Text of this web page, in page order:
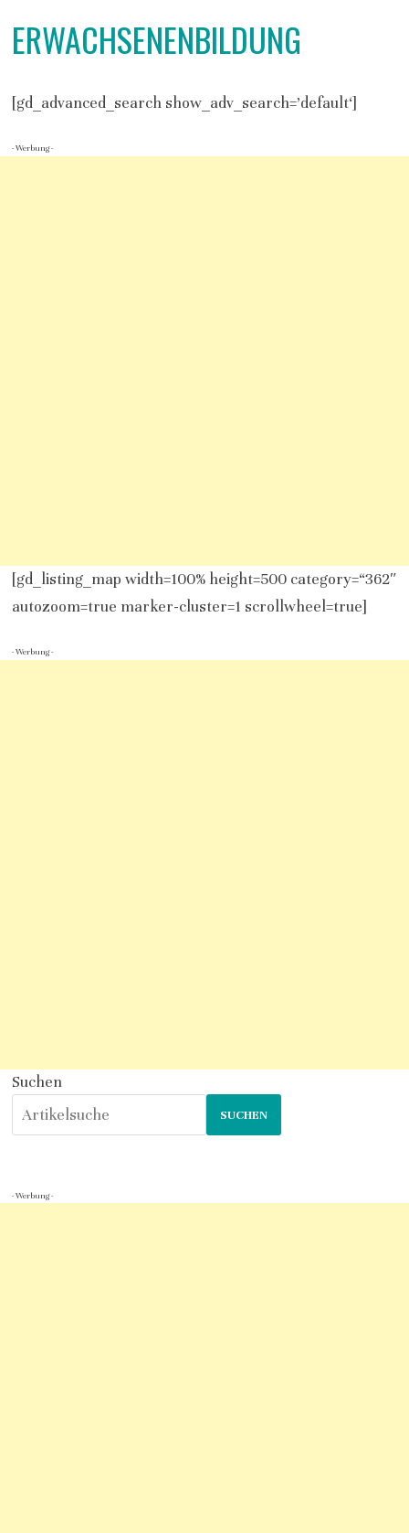
ERWACHSENENBILDUNG
[gd_advanced_search show_adv_search=’default‘]
- Werbung -
[gd_listing_map width=100% height=500 category=“362″
autozoom=true marker-cluster=1 scrollwheel=true]
- Werbung -
Suchen
SUCHEN
- Werbung -